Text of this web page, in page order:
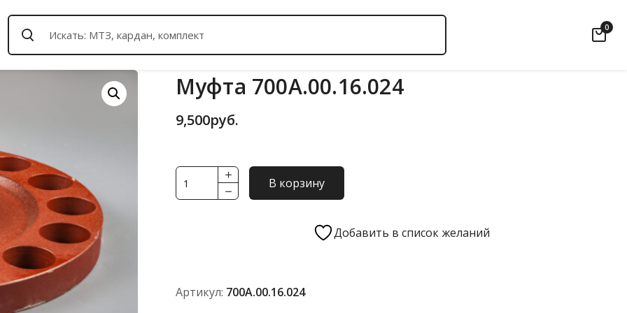
0
Муфта 700А.00.16.024
9,500руб.
Количество
товара
В корзину
Добавить в список желаний
Артикул: 700А.00.16.024